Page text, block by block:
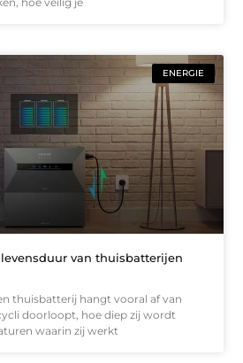
ENERGIE
van thuisbatterijen
thuisbatterij hangt vooral af van
doorloopt, hoe diep zij wordt
waarin zij werkt